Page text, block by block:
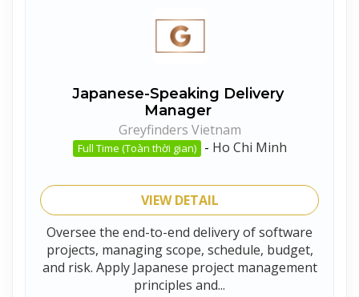
Japanese-Speaking Delivery
Manager
Greyfinders Vietnam
Full Time (Toàn thời gian) - Ho Chi Minh
VIEW DETAIL
Oversee the end-to-end delivery of software
projects, managing scope, schedule, budget,
and risk. Apply Japanese project management
principles and...